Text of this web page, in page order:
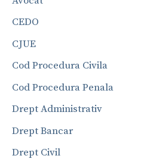
CEDO
CJUE
Cod Procedura Civila
Cod Procedura Penala
Drept Administrativ
Drept Bancar
Drept Civil